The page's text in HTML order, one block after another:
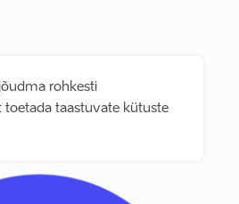
rohkesti
toetada taastuvate kütuste